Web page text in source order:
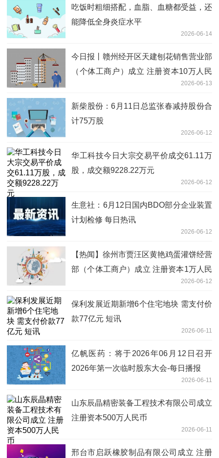
吃饭时粗细搭配，血脂、血糖都受益，还
能降低全身炎症水平
2026-06-14
今日报丨赣州经开区天建刨花销售营业部
（个体工商户）成立 注册资本10万人民
2026-06-13
新柴股份：6月11日总监张春减持股份合
计75万股
2026-06-12
华工科技今日大宗交易平价成交61.11万
股，成交额9228.22万元
2026-06-12
生意社：6月12日国内BDO部分企业装置
计划检修 每日热讯
2026-06-12
【热闻】徐州市贾汪区黄艳鸡蛋灌饼经营
部（个体工商户）成立 注册资本1万人民
2026-06-12
保利发展近期新增6个住宅地块 需支付价
款77亿元 短讯
2026-06-11
亿帆医药：将于2026年06月12日召开
2026年第一次临时股东大会-每日播报
2026-06-11
山东辰晶精密装备工程技术有限公司成立
注册资本500万人民币
2026-06-11
邢台市启跃橡胶制品有限公司成立 注册